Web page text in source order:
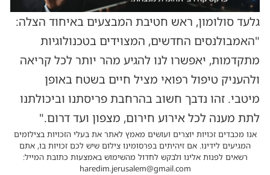
גלעד סולומון, ראש חטיבת המבצעים באיחוד הצלה:
"האמבולנסים החדשים, המצוידים בטכנולוגיות
מתקדמות, יאפשרו לנו להגיע מהר יותר לכל קריאה
ולהעניק טיפול רפואי מציל חיים בשטח באופן
מיטבי. זהו נדבך חשוב בהרחבת פריסתנו וביכולתנו
לתת מענה לכל אירוע חירום, מצפון ועד דרום."
אנו מכבדים זכויות יוצרים ועושים מאמץ לאתר את בעלי הזכויות בצילומים
המגיעים לידינו. אם זיהיתים בפרסומינו צילום שיש לכם זכויות בו, אתם
רשאים לפנות אלינו ולבקש לחדול מהשימוש באמצעות כתובת המייל:
haredim.jerusalem@gmail.com